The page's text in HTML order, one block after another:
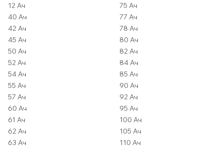
12 Ач
40 Ач
42 Ач
45 Ач
50 Ач
52 Ач
54 Ач
55 Ач
57 Ач
60 Ач
61 Ач
62 Ач
63 Ач
75 Ач
77 Ач
78 Ач
80 Ач
82 Ач
84 Ач
85 Ач
90 Ач
92 Ач
95 Ач
100 Ач
105 Ач
110 Ач